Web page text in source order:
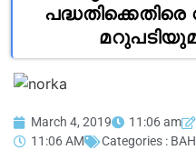
March 4, 2019 11:06 am
11:06 AM
Categories :